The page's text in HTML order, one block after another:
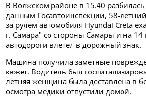
В Волжском районе в 15.40
данным Госавтоинспекции, 58-
за рулем автомобиля Hyundai Creta
г. Самара" со стороны Самары и на 14
автодороги влетел в дорожный знак.
Машина получила заметные
кювет. Водитель был
летняя женщина была доставлена в
осмотра медики отпустили домой.